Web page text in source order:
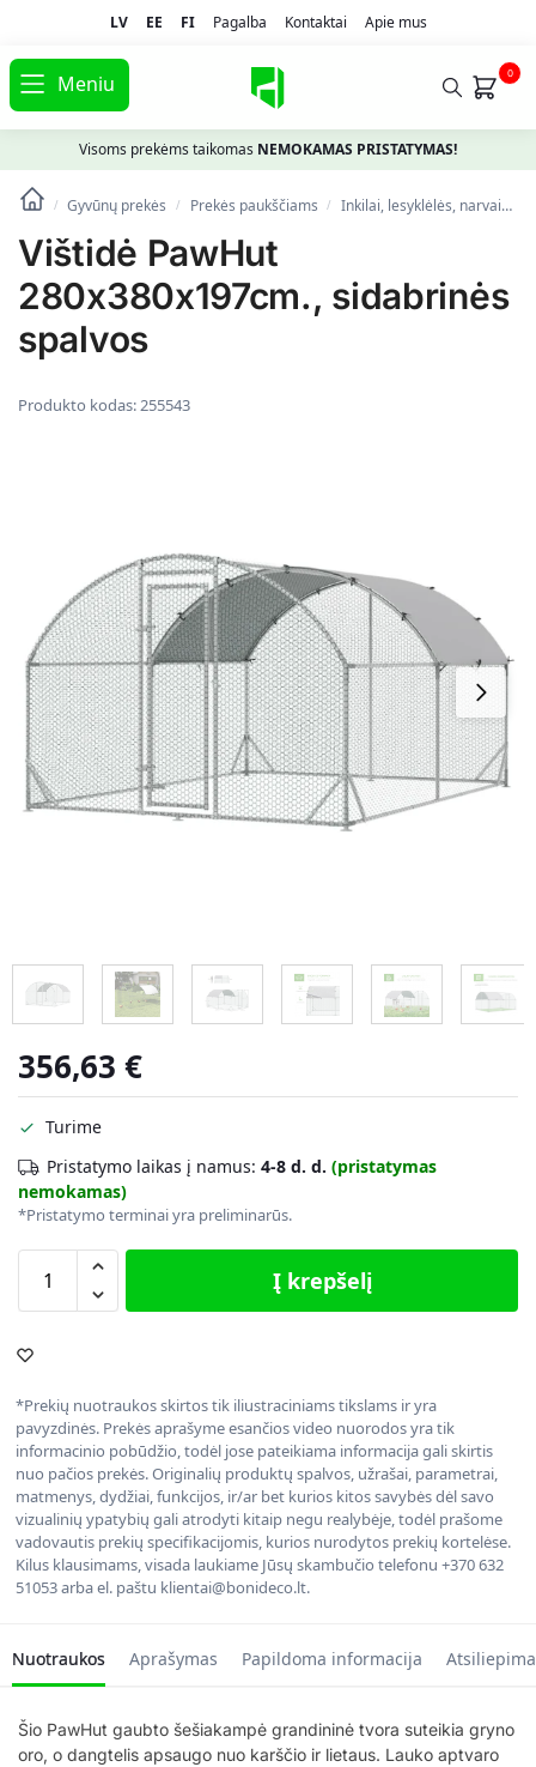
LV EE FI Pagalba Kontaktai Apie mus
Meniu 0
Visoms prekėms taikomas NEMOKAMAS PRISTATYMAS!
/ Gyvūnų prekės / Prekės paukščiams / Inkilai, lesyklėlės, narvai
Vištidė PawHut
280x380x197cm., sidabrinės
spalvos
Produkto kodas:255543
356,63 €
Turime
Pristatymo laikas į namus: 4-8 d. d. (pristatymas
nemokamas)
*Pristatymo terminai yra preliminarūs.
Į krepšelį
*Prekių nuotraukos skirtos tik iliustraciniams tikslams ir yra
pavyzdinės. Prekės aprašyme esančios video nuorodos yra tik
informacinio pobūdžio, todėl jose pateikiama informacija gali skirtis
nuo pačios prekės. Originalių produktų spalvos, užrašai, parametrai,
matmenys, dydžiai, funkcijos, ir/ar bet kurios kitos savybės dėl savo
vizualinių ypatybių gali atrodyti kitaip negu realybėje, todėl prašome
vadovautis prekių specifikacijomis, kurios nurodytos prekių kortelėse.
Kilus klausimams, visada laukiame Jūsų skambučio telefonu +370 632
51053 arba el. paštu klientai@bonideco.lt.
Nuotraukos Aprašymas Papildoma informacija
Šio PawHut gaubto šešiakampė grandininė tvora suteikia gryno
oro, o dangtelis apsaugo nuo karščio ir lietaus. Lauko aptvaro